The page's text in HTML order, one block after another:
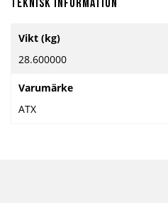
Teknisk information
information
Vikt (kg)
28.600000
Varumärke
ATX